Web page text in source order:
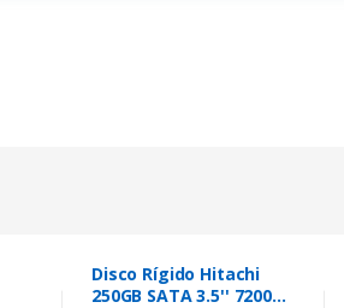
Disco Rígido Hitachi
250GB SATA 3.5'' 7200